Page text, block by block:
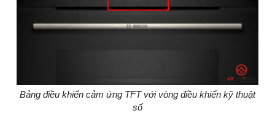
Bảng điều khiển cảm ứng TFT với vòng điều khiển kỹ thuật
số